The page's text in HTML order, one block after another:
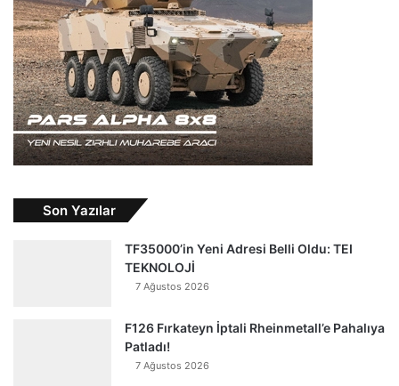
Son Yazılar
TF35000’in Yeni Adresi Belli Oldu: TEI
TEKNOLOJİ
7 Ağustos 2026
F126 Fırkateyn İptali Rheinmetall’e Pahalıya
Patladı!
7 Ağustos 2026